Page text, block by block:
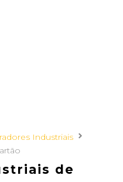
Industriais
de